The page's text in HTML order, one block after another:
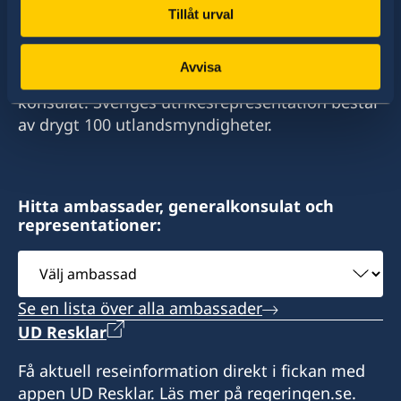
Tillåt urval
Avvisa
Sverige har diplomatiska förbindelser med i
stort sett alla stater i världen. I ungefär hälften
av dessa stater har Sverige ambassader och
konsulat. Sveriges utrikesrepresentation består
av drygt 100 utlandsmyndigheter.
Hitta ambassader, generalkonsulat och
representationer:
Välj
ambassad
Se en lista över alla ambassader
UD Resklar
Få aktuell reseinformation direkt i fickan med
appen UD Resklar. Läs mer på regeringen.se.